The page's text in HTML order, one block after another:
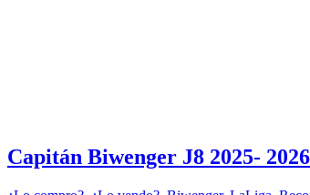
Capitán Biwenger J8 2025-